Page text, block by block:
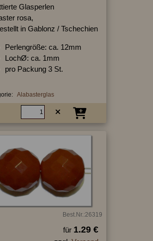
Glasperlen
rosa,
in Gablonz / Tschechien
Perlengröße: ca. 12mm
LochØ: ca. 1mm
pro Packung 3 St.
Alabasterglas
Best.Nr.:26319
für 1.29 €